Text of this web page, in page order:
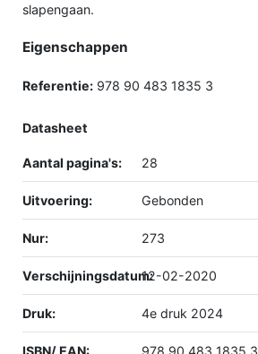
slapengaan.
Eigenschappen
Referentie: 978 90 483 1835 3
Datasheet
Aantal pagina's: 28
Uitvoering: Gebonden
Nur: 273
Verschijningsdatum:12-02-2020
Druk: 4e druk 2024